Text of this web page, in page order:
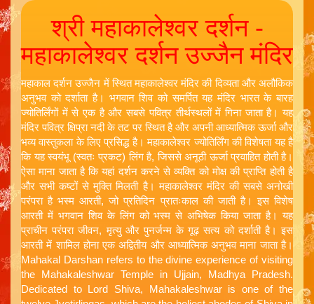
श्री महाकालेश्वर दर्शन -
महाकालेश्वर दर्शन उज्जैन मंदिर
महाकाल दर्शन उज्जैन में स्थित महाकालेश्वर मंदिर की दिव्यता और अलौकिक
अनुभव को दर्शाता है। भगवान शिव को समर्पित यह मंदिर भारत के बारह
ज्योतिर्लिंगों में से एक है और सबसे पवित्र तीर्थस्थलों में गिना जाता है। यह
मंदिर पवित्र क्षिप्रा नदी के तट पर स्थित है और अपनी आध्यात्मिक ऊर्जा और
भव्य वास्तुकला के लिए प्रसिद्ध है। महाकालेश्वर ज्योतिर्लिंग की विशेषता यह है
कि यह स्वयंभू (स्वतः प्रकट) लिंग है, जिससे अनूठी ऊर्जा प्रवाहित होती है।
ऐसा माना जाता है कि यहां दर्शन करने से व्यक्ति को मोक्ष की प्राप्ति होती है
और सभी कष्टों से मुक्ति मिलती है। महाकालेश्वर मंदिर की सबसे अनोखी
परंपरा है भस्म आरती, जो प्रतिदिन प्रातःकाल की जाती है। इस विशेष
आरती में भगवान शिव के लिंग को भस्म से अभिषेक किया जाता है। यह
प्राचीन परंपरा जीवन, मृत्यु और पुनर्जन्म के गूढ़ सत्य को दर्शाती है। इस
आरती में शामिल होना एक अद्वितीय और आध्यात्मिक अनुभव माना जाता है।
Mahakal Darshan refers to the divine experience of visiting
the Mahakaleshwar Temple in Ujjain, Madhya Pradesh.
Dedicated to Lord Shiva, Mahakaleshwar is one of the